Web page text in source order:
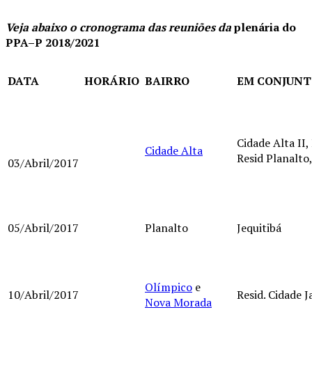
Veja abaixo o cronograma das reuniões daplenária do
PPA–P 2018/2021
DATA HORÁRIO BAIRRO EM
03/Abril/2017
Cidade Alta
Cidade Alta
Resid
05/Abril/2017 Planalto Jequitibá
10/Abril/2017 Olímpico e
Nova Morada
Resid. Cidade